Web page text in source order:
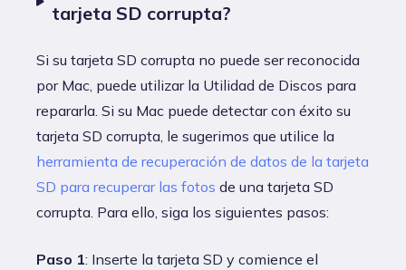
tarjeta SD corrupta?
Si su tarjeta SD corrupta no puede ser reconocida
por Mac, puede utilizar la Utilidad de Discos para
repararla. Si su Mac puede detectar con éxito su
tarjeta SD corrupta, le sugerimos que utilice la
herramienta de recuperación de datos de la tarjeta
SD para recuperar las fotos de una tarjeta SD
corrupta. Para ello, siga los siguientes pasos:
Paso 1: Inserte la tarjeta SD y comience el